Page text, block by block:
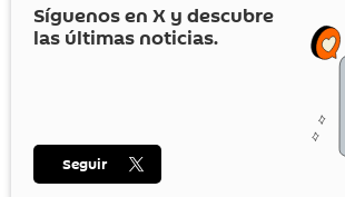
Síguenos en X y descubre
las últimas noticias.
Seguir